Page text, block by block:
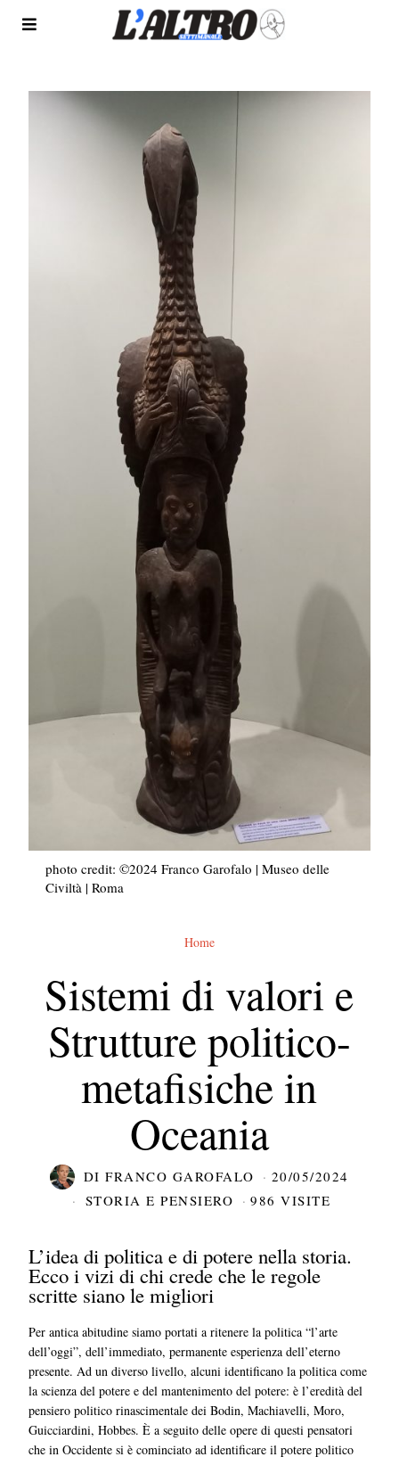
photo credit: ©2024 Franco Garofalo | Museo delle
Civiltà | Roma
Home
Sistemi di valori e
Strutture politico-
metafisiche in
Oceania
DIFRANCO GAROFALO
20/05/2024
STORIA E PENSIERO
986 VISITE
L’idea di politica e di potere nella storia.
Ecco i vizi di chi crede che le regole
scritte siano le migliori
Per antica abitudine siamo portati a ritenere la politica “l’arte
dell’oggi”, dell’immediato, permanente esperienza dell’eterno
presente. Ad un diverso livello, alcuni identificano la politica come
la scienza del potere e del mantenimento del potere: è l’eredità del
pensiero politico rinascimentale dei Bodin, Machiavelli, Moro,
Guicciardini, Hobbes. È a seguito delle opere di questi pensatori
che in Occidente si è cominciato ad identificare il potere politico